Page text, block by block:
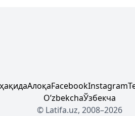
АлоқаFacebookInstagram
OʼzbekchaЎзбекча
© Latifa.uz, 2008–2026